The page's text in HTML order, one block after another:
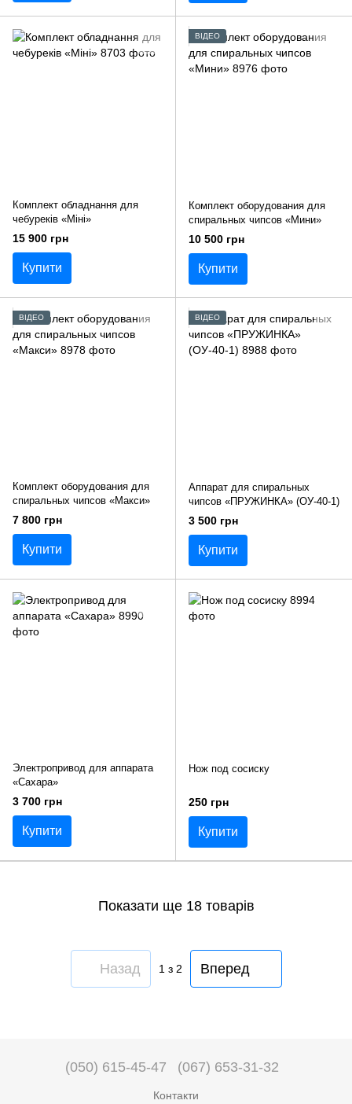
Комплект обладнання для
чебуреків «Міні»
15 900 грн
Купити
ВІДЕО
Комплект оборудования для
спиральных чипсов «Мини»
10 500 грн
Купити
ВІДЕО
Комплект оборудования для
спиральных чипсов «Макси»
7 800 грн
Купити
ВІДЕО
Аппарат для спиральных
чипсов «ПРУЖИНКА» (ОУ-40-1)
3 500 грн
Купити
Электропривод для аппарата
«Сахара»
3 700 грн
Купити
Нож под сосиску
250 грн
Купити
Показати ще 18 товарів
Назад 1з 2 Вперед
(050) 615-45-47 (067) 653-31-32
Контакти